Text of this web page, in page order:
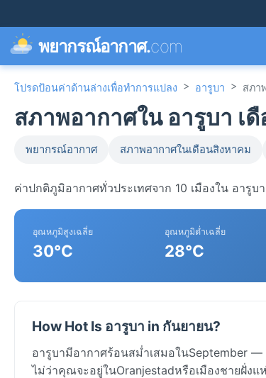
พยากรณ์อากาศ.com
โปรดป้อนค่าด้านล่างเพื่อทำการแปลง > อารูบา > สภา
สภาพอากาศใน อารูบา เ
พยากรณ์อากาศ สภาพอากาศในเดือนสิงหาคม
ค่าปกติภูมิอากาศทั่วประเทศจาก 10 เมืองใน อารูบา
อุณหภูมิสูงเฉลี่ย
30°C
อุณหภูมิต่ำเฉลี่ย
28°C
How Hot Is อารูบา in กันยายน?
อารูบามีอากาศร้อนสม่ำเสมอในSeptember
ไม่ว่าคุณจะอยู่ในOranjestadหรือเมืองชายฝั่ง